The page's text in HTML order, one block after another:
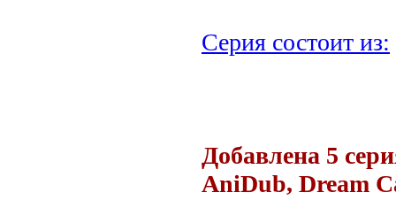
Серия состоит из:
Добавлена 5
AniDub, Dream